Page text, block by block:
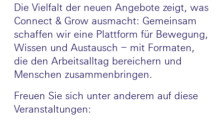
Die Vielfalt der neuen Angebote zeigt, was
Connect & Grow ausmacht: Gemeinsam
schaffen wir eine Plattform für Bewegung,
Wissen und Austausch – mit Formaten,
die den Arbeitsalltag bereichern und
Menschen zusammenbringen.
Freuen Sie sich unter anderem auf diese
Veranstaltungen: